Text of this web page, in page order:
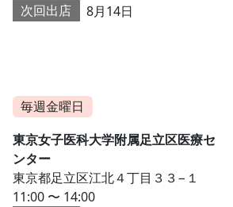
次回出店
8月14日
毎週金曜日
東京女子医科大学附属足立区医療セ
ンター
東京都足立区江北４丁目３３−１
11:00 〜 14:00